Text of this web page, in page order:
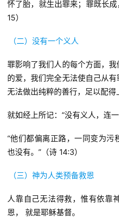
神
学
研
究
按
卷
查
经
热
点
回
应
关
怀了胎，就生出罪来；罪既长
15）
（二）没有一个义人
罪影响了我们人的每个方面，
的爱，我们完全无法使自己从
无法做出纯粹的善行，足以配得
就如经上所记：“没有义人，连
“他们都偏离正路，一同变为污
也没有。”（诗 14:3）
（三）神为人类预备救恩
人靠自己无法得救，惟有依靠
恩， 就是耶稣基督。